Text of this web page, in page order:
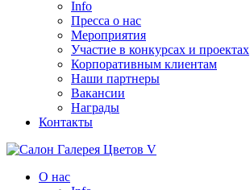
Info
Пресса о нас
Мероприятия
Участие в конкурсах и проектах
Корпоративным клиентам
Наши партнеры
Вакансии
Награды
Контакты
О нас